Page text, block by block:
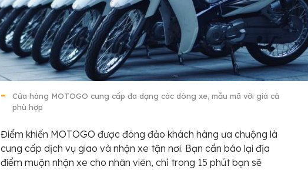
Cửa hàng MOTOGO cung cấp đa dạng các dòng xe, mẫu mã với giá cả
phù hợp
Điểm khiến MOTOGO được đông đảo khách hàng ưa chuộng là
cung cấp dịch vụ giao và nhận xe tận nơi. Bạn cần báo lại địa
điểm muộn nhận xe cho nhân viên, chỉ trong 15 phút bạn sẽ